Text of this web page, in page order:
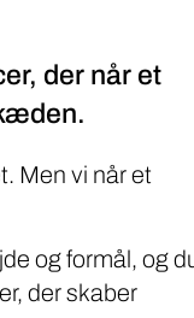
der når et
Men vi når et
og formål, og
der skaber